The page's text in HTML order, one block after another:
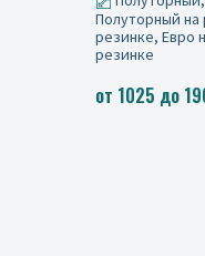
1200 грн